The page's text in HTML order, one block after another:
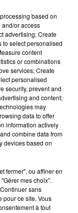
Alsace
12h32
12h32
based on
and/or access
advertising; Create
to select personalised
content
or combinations
services; Create
personalised
security, prevent and
and content;
may
data to offer
information actively
combine data from
devices based on
fermer", ou affiner en
mes choix".
sans
pour ce site. Vous
à tout